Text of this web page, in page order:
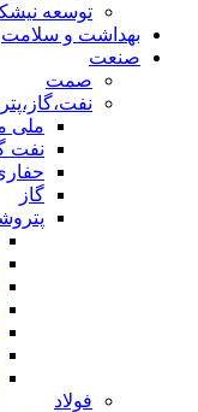
توسعه
بهداشت و سلامت
صنعت
صمت
ملی
نفت
گاز
فولاد